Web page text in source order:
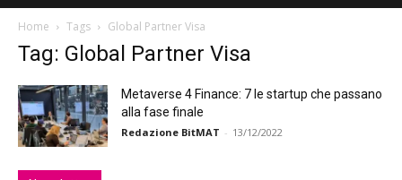
Home Tags Global Partner Visa
Tag: Global Partner Visa
Metaverse 4 Finance: 7 le startup che passano
alla fase finale
Redazione BitMAT - 13/12/2022